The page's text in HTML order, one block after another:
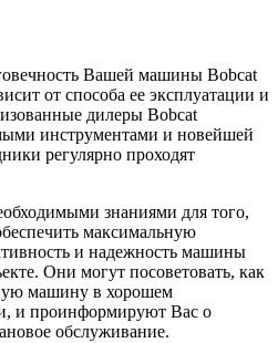
Вашей машины Bobcat
от способа ее эксплуатации и
дилеры Bobcat
инструментами и новейшей
регулярно проходят
знаниями для того,
максимальную
и надежность машины
Они могут посоветовать, как
машину в хорошем
и проинформируют Вас о
обслуживание.